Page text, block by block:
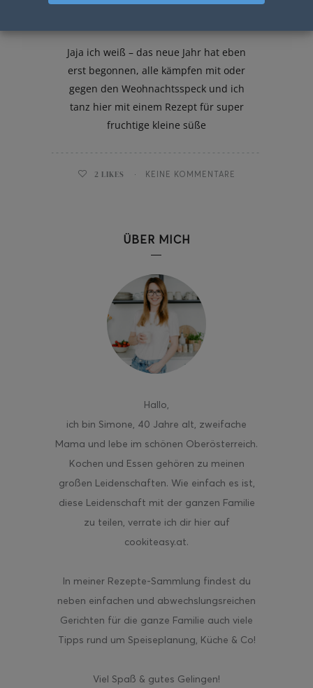
Schneebälle mit Topfen und
Jaja ich weiß – das neue Jahr hat eben
erst begonnen, alle kämpfen mit oder
gegen den Weohnachtsspeck und ich
tanz hier mit einem Rezept für super
fruchtige kleine süße
2 LIKES KEINE KOMMENTARE
ÜBER MICH
Hallo,
ich bin Simone, 40 Jahre alt, zweifache
Mama und lebe im schönen Oberösterreich.
Kochen und Essen gehören zu meinen
großen Leidenschaften. Wie einfach es ist,
diese Leidenschaft mit der ganzen Familie
zu teilen, verrate ich dir hier auf
cookiteasy.at.
In meiner Rezepte-Sammlung findest du
neben einfachen und abwechslungsreichen
Gerichten für die ganze Familie auch viele
Tipps rund um Speiseplanung, Küche & Co!
Viel Spaß & gutes Gelingen!